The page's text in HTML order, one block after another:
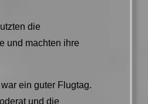
die
und machten ihre
ein guter Flugtag.
und die